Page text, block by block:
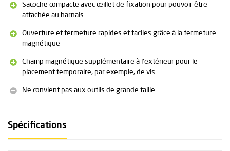
Sacoche compacte avec œillet de fixation pour pouvoir être
attachée au harnais
Ouverture et fermeture rapides et faciles grâce à la fermeture
magnétique
Champ magnétique supplémentaire à l'extérieur pour le
placement temporaire, par exemple, de vis
Ne convient pas aux outils de grande taille
Spécifications